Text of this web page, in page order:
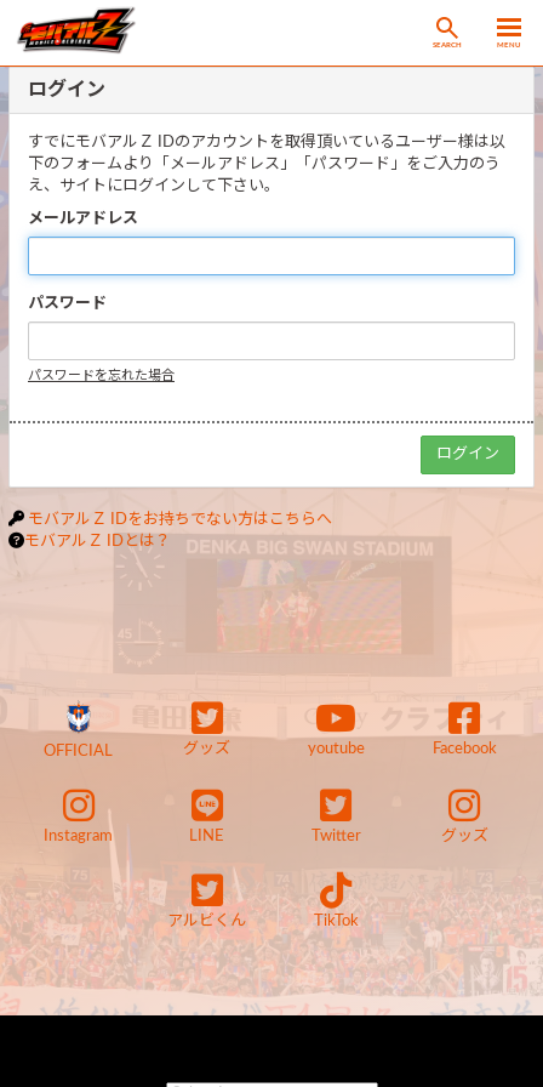
SEARCH MENU
ログイン
すでにモバアルＺ IDのアカウントを取得頂いているユーザー様は以
下のフォームより「メールアドレス」「パスワード」をご入力のう
え、サイトにログインして下さい。
メールアドレス
パスワード
パスワードを忘れた場合
モバアルＺ IDをお持ちでない方はこちらへ
モバアルＺ IDとは？
OFFICIAL グッズ youtube Facebook
Instagram LINE Twitter グッズ
アルビくん TikTok